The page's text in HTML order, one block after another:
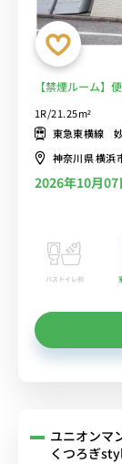
【禁煙ルーム】
活家電のあるお
1R/21.25m²
東急東横線
神奈川県 横浜
2026年10月
バストイレ別
ユニオンマ
くつろぎ